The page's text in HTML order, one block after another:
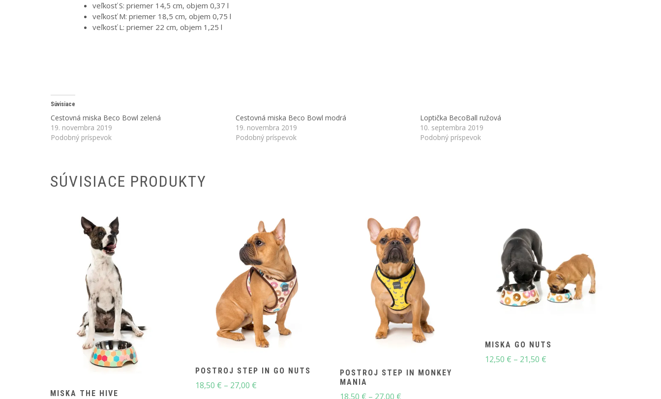
veľkosť S: priemer 14,5 cm, objem 0,37 l
veľkosť M: priemer 18,5 cm, objem 0,75 l
veľkosť L: priemer 22 cm, objem 1,25 l
Súvisiace
Cestovná miska Beco Bowl zelená
19. novembra 2019
Podobný príspevok
Cestovná miska Beco Bowl modrá
19. novembra 2019
Podobný príspevok
Loptička BecoBall ružová
10. septembra 2019
Podobný príspevok
SÚVISIACE PRODUKTY
MISKA THE HIVE
POSTROJ STEP IN GO NUTS
18,50 € – 27,00 €Price
POSTROJ STEP IN MONKEY
MANIA
18,50 € – 27,00 €
MISKA GO NUTS
12,50 € – 21,50 €